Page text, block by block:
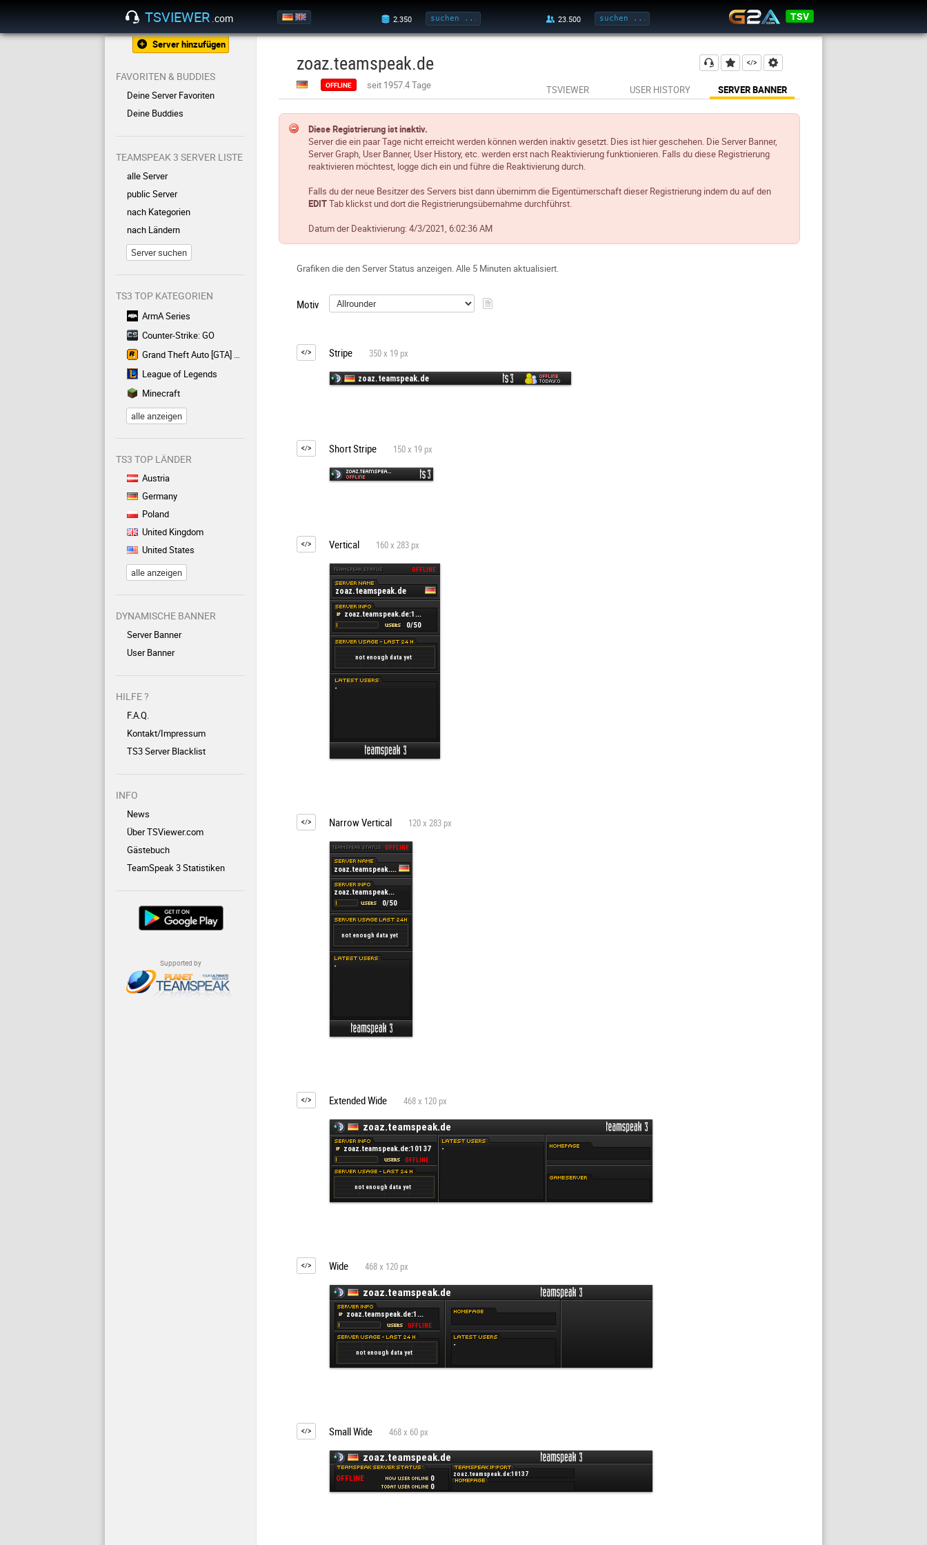
TSVIEWER .com TSV
Server hinzufügen
FAVORITEN & BUDDIES
Deine Server Favoriten
Deine Buddies
TEAMSPEAK 3 SERVER LISTE
alle Server
public Server
nach Kategorien
nach Ländern
Server suchen
TS3 TOP KATEGORIEN
ArmA Series
Counter-Strike: GO
Grand Theft Auto [GTA] Series
League of Legends
Minecraft
alle anzeigen
TS3 TOP LÄNDER
Austria
Germany
Poland
United Kingdom
United States
alle anzeigen
DYNAMISCHE BANNER
Server Banner
User Banner
HILFE ?
F.A.Q.
Kontakt/Impressum
TS3 Server Blacklist
INFO
News
Über TSViewer.com
Gästebuch
TeamSpeak 3 Statistiken
Supported by
zoaz.teamspeak.de
OFFLINE seit 1957.4 Tage TSVIEWER USER HISTORY SERVER BANNER
Diese Registrierung ist inaktiv.
Server die ein paar Tage nicht erreicht werden können werden inaktiv gesetzt. Dies ist hier geschehen. Die Server Banner,
Server Graph, User Banner, User History, etc. werden erst nach Reaktivierung funktionieren. Falls du diese Registrierung
reaktivieren möchtest, logge dich ein und führe die Reaktivierung durch.
Falls du der neue Besitzer des Servers bist dann übernimm die Eigentümerschaft dieser Registrierung indem du auf den
EDITTab klickst und dort die Registrierungsübernahme durchführst.
Datum der Deaktivierung:4/3/2021, 6:02:36 AM
Grafiken die den Server Status anzeigen. Alle 5 Minuten aktualisiert.
Motiv
Stripe 350 x 19 px
Short Stripe 150 x 19 px
Vertical 160 x 283 px
Narrow Vertical 120 x 283 px
Extended Wide 468 x 120 px
Wide 468 x 120 px
Small Wide 468 x 60 px